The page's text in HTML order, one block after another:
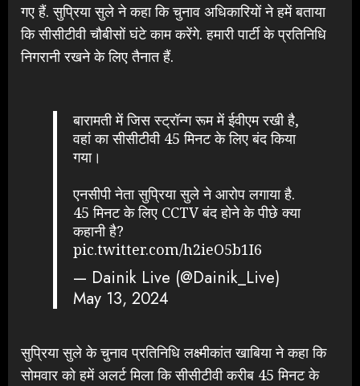
गए हैं. सुप्रिया सुले ने कहा कि चुनाव अधिकारियों ने हमें बताया
कि सीसीटीवी चौबीसों घंटे काम करेंगे. हमारी पार्टी के प्रतिनिधि
निगरानी रखने के लिए तैनात हैं.
बारामती में जिस स्ट्रॉन्ग रूम में ईवीएम रखी है,
वहां का सीसीटीवी 45 मिनट के लिए बंद किया
गया।
एनसीपी नेता सुप्रिया सुले ने आरोप लगाया है.
45 मिनट के लिए CCTV बंद होने के पीछे क्या
कहानी है?
pic.twitter.com/h2ieO5b1I6
— Dainik Live (@Dainik_Live)
May 13, 2024
सुप्रिया सुले के चुनाव प्रतिनिधि लक्ष्मीकांत खाबिया ने कहा कि
सोमवार को हमें अलर्ट मिला कि सीसीटीवी करीब 45 मिनट के